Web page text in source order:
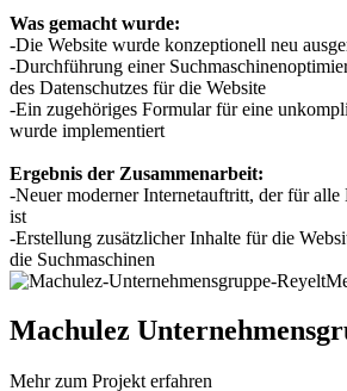
Was gemacht wurde:
-Die Website wurde konzeptionell neu
-Durchführung einer
des Datenschutzes für die Website
-Ein zugehöriges Formular für eine
wurde implementiert
Ergebnis der Zusammenarbeit:
-Neuer moderner Internetauftritt, der für
ist
-Erstellung zusätzlicher Inhalte für die
die Suchmaschinen
Machulez
Mehr zum Projekt erfahren